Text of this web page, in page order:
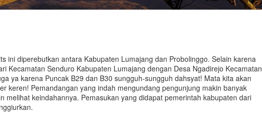
ini diperebutkan antara Kabupaten Lumajang dan Probolinggo. Selain karena
Kecamatan Senduro Kabupaten Lumajang dengan Desa Ngadirejo Kecamatan
ya karena Puncak B29 dan B30 sungguh-sungguh dahsyat! Mata kita akan
keren! Pemandangan yang indah mengundang pengunjung makin banyak
melihat keindahannya. Pemasukan yang didapat pemerintah kabupaten dari